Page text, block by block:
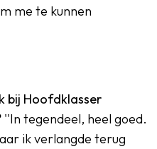
me te kunnen
bij Hoofdklasser
''In tegendeel, heel goed.
ik verlangde terug